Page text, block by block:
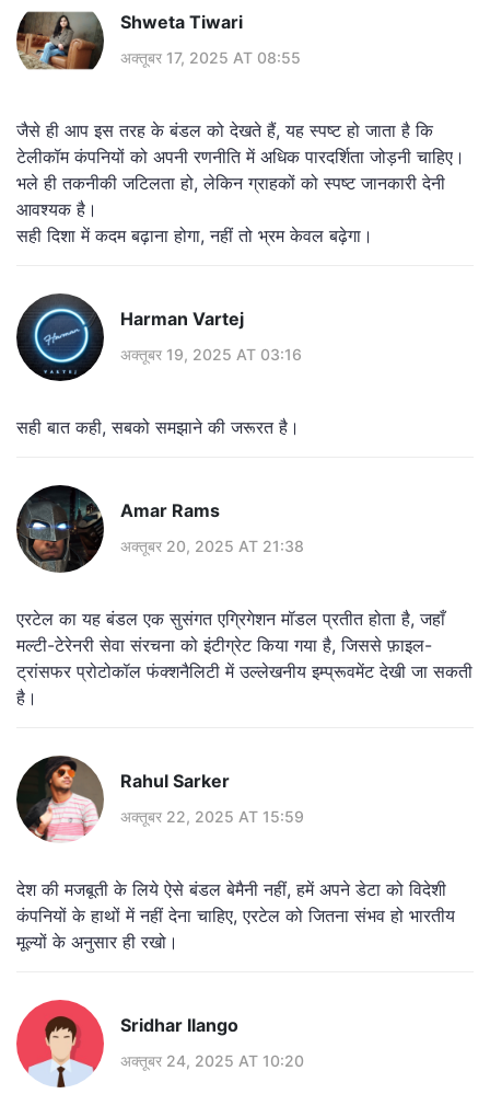
Shweta Tiwari
अक्तूबर 17, 2025 AT 08:55
जैसे ही आप इस तरह के बंडल को देखते हैं, यह स्पष्ट हो जाता है कि
टेलीकॉम कंपनियों को अपनी रणनीति में अधिक पारदर्शिता जोड़नी चाहिए।
भले ही तकनीकी जटिलता हो, लेकिन ग्राहकों को स्पष्ट जानकारी देनी
आवश्यक है।
सही दिशा में कदम बढ़ाना होगा, नहीं तो भ्रम केवल बढ़ेगा।
Harman Vartej
अक्तूबर 19, 2025 AT 03:16
सही बात कही, सबको समझाने की जरूरत है।
Amar Rams
अक्तूबर 20, 2025 AT 21:38
एरटेल का यह बंडल एक सुसंगत एग्रिगेशन मॉडल प्रतीत होता है, जहाँ
मल्टी-टेरेनरी सेवा संरचना को इंटीग्रेट किया गया है, जिससे फ़ाइल-
ट्रांसफर प्रोटोकॉल फंक्शनैलिटी में उल्लेखनीय इम्प्रूवमेंट देखी जा सकती
है।
Rahul Sarker
अक्तूबर 22, 2025 AT 15:59
देश की मजबूती के लिये ऐसे बंडल बेमैनी नहीं, हमें अपने डेटा को विदेशी
कंपनियों के हाथों में नहीं देना चाहिए, एरटेल को जितना संभव हो भारतीय
मूल्यों के अनुसार ही रखो।
Sridhar Ilango
अक्तूबर 24, 2025 AT 10:20